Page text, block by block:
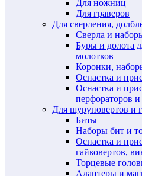
Для ножниц
Для граверов
Для сверления,
Сверла и
Буры и долота
молотков
Коронки,
Оснастка и
Оснастка и
перфораторов
Для шуруповертов и
Биты
Наборы бит и
Оснастка и
гайковертов,
Торцевые
Адаптеры и